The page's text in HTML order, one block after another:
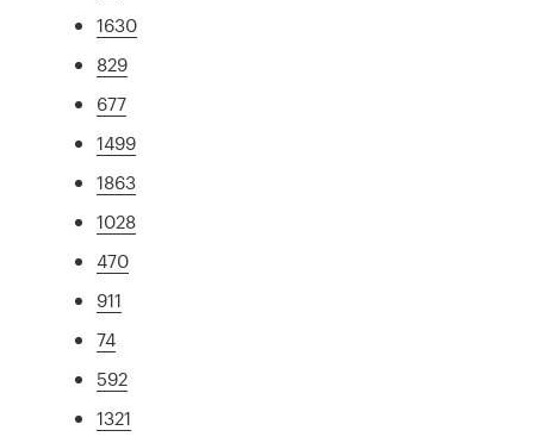
1630
829
677
1499
1863
1028
470
911
74
592
1321